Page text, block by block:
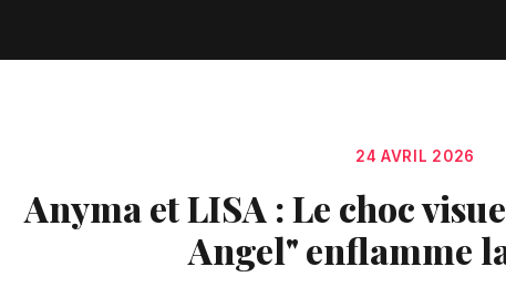
24 AVRIL 2026
Anyma et LISA : Le choc
Angel" enflamme